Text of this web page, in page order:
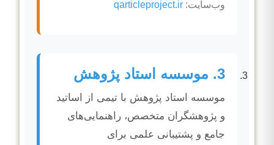
وب‌سایت: qarticleproject.ir
3. موسسه استاد پژوهش
موسسه استاد پژوهش با تیمی از اساتید
و پژوهشگران متخصص، راهنمایی‌های
جامع و پشتیبانی علمی برای